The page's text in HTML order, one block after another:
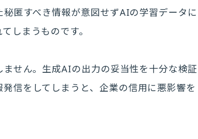
匿すべき情報が意図せずAIの学習データに
しまうものです。
せん。生成AIの出力の妥当性を十分な検証
信をしてしまうと、企業の信用に悪影響を